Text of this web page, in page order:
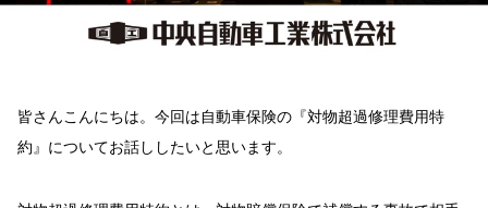
皆さんこんにちは。今回は自動車保険の『対物超過修理費用特
約』についてお話ししたいと思います。